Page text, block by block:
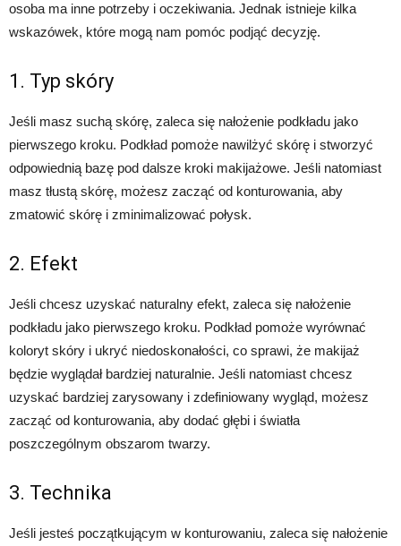
osoba ma inne potrzeby i oczekiwania. Jednak istnieje kilka
wskazówek, które mogą nam pomóc podjąć decyzję.
1. Typ skóry
Jeśli masz suchą skórę, zaleca się nałożenie podkładu jako
pierwszego kroku. Podkład pomoże nawilżyć skórę i stworzyć
odpowiednią bazę pod dalsze kroki makijażowe. Jeśli natomiast
masz tłustą skórę, możesz zacząć od konturowania, aby
zmatowić skórę i zminimalizować połysk.
2. Efekt
Jeśli chcesz uzyskać naturalny efekt, zaleca się nałożenie
podkładu jako pierwszego kroku. Podkład pomoże wyrównać
koloryt skóry i ukryć niedoskonałości, co sprawi, że makijaż
będzie wyglądał bardziej naturalnie. Jeśli natomiast chcesz
uzyskać bardziej zarysowany i zdefiniowany wygląd, możesz
zacząć od konturowania, aby dodać głębi i światła
poszczególnym obszarom twarzy.
3. Technika
Jeśli jesteś początkującym w konturowaniu, zaleca się nałożenie